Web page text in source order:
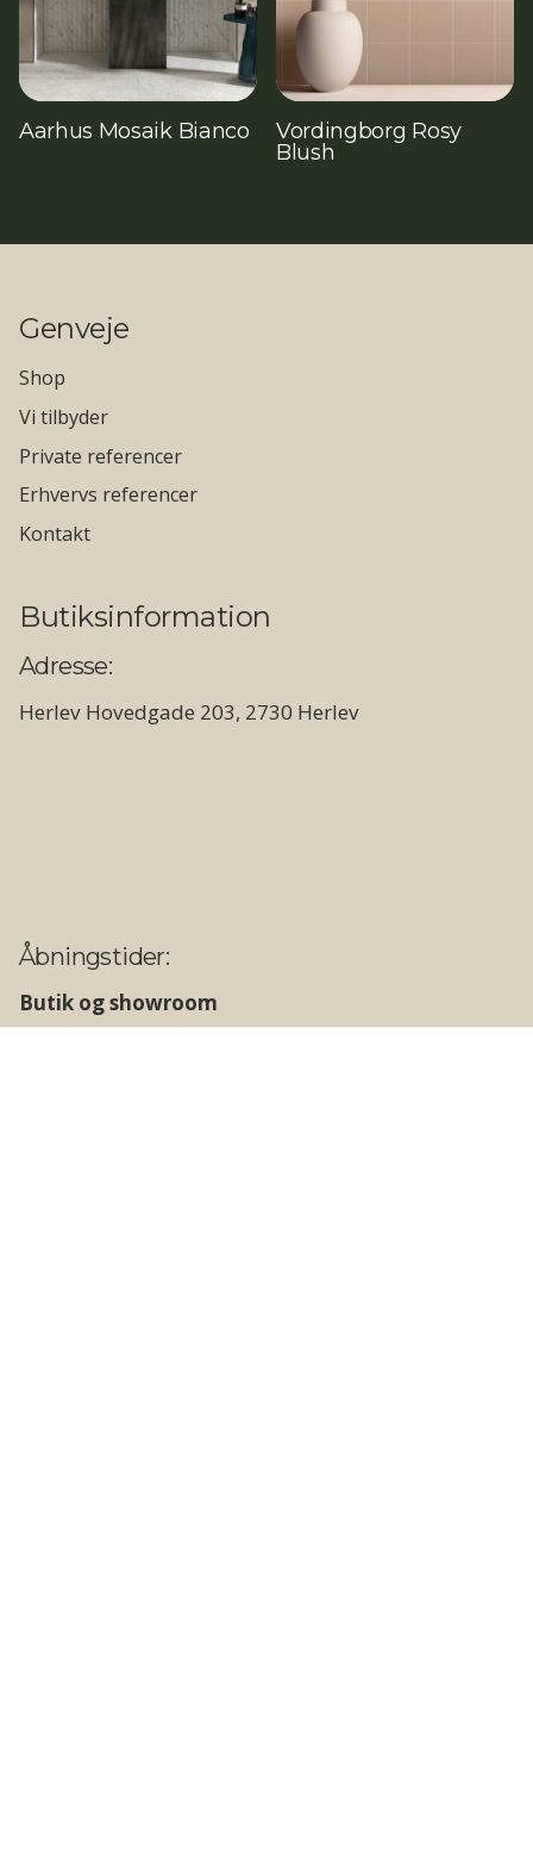
Aarhus Mosaik Bianco
Vordingborg Rosy
Blush
Genveje
Shop
Vi tilbyder
Private referencer
Erhvervs referencer
Kontakt
Butiksinformation
Adresse:
Herlev Hovedgade 203, 2730 Herlev
Åbningstider:
Butik og showroom
Hverdage: 09.00 - 17.30